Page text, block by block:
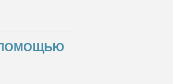
ПОМОЩЬЮ